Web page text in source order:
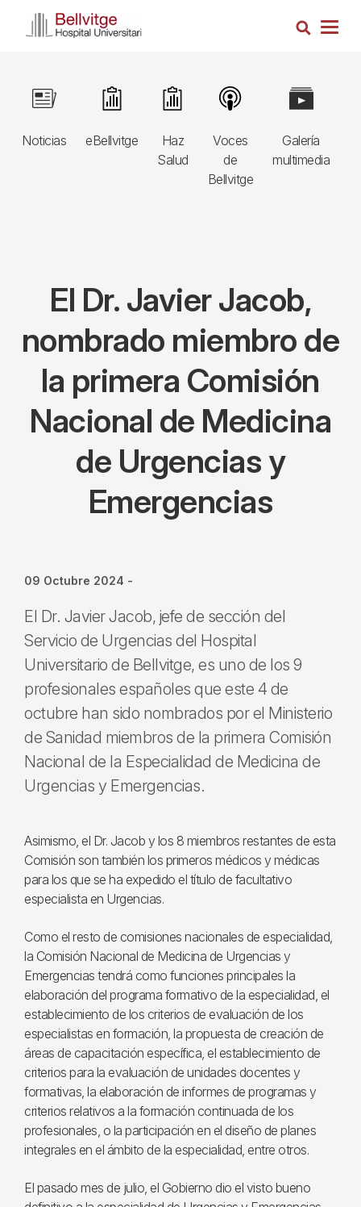
Busca
Navegació
principal
3r
Noticias
Image
eBellvitge
Image
Haz
Salud
Image
Voces
de
Bellvitge
Image
Galería
multimedia
Image
El Dr. Javier Jacob,
nombrado miembro de
la primera Comisión
Nacional de Medicina
de Urgencias y
Emergencias
09 Octubre 2024 -
El Dr. Javier Jacob, jefe de sección del
Servicio de Urgencias del Hospital
Universitario de Bellvitge, es uno de los 9
profesionales españoles que este 4 de
octubre han sido nombrados por el Ministerio
de Sanidad miembros de la primera Comisión
Nacional de la Especialidad de Medicina de
Urgencias y Emergencias.
Asimismo, el Dr. Jacob y los 8 miembros restantes de esta
Comisión son también los primeros médicos y médicas
para los que se ha expedido el título de facultativo
especialista en Urgencias.
Como el resto de comisiones nacionales de especialidad,
la Comisión Nacional de Medicina de Urgencias y
Emergencias tendrá como funciones principales la
elaboración del programa formativo de la especialidad, el
establecimiento de los criterios de evaluación de los
especialistas en formación, la propuesta de creación de
áreas de capacitación específica, el establecimiento de
criterios para la evaluación de unidades docentes y
formativas, la elaboración de informes de programas y
criterios relativos a la formación continuada de los
profesionales, o la participación en el diseño de planes
integrales en el ámbito de la especialidad, entre otros.
El pasado mes de julio, el Gobierno dio el visto bueno